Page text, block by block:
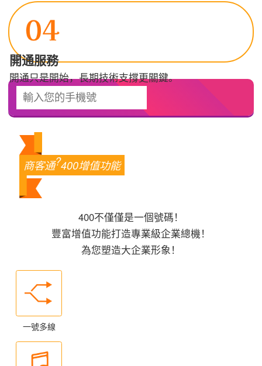
開通服務
開通只是開始，長期技術支撐更關鍵。
商客通?400增值功能
400不僅僅是一個號碼！
豐富增值功能打造專業級企業總機！
為您塑造大企業形象！
一號多線